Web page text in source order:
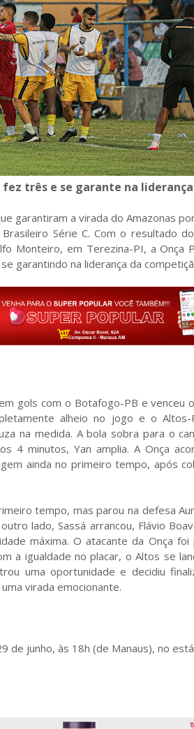
fez três e se garante na liderança
garantiram a virada do Amazonas
Série C. Com o resultado
Monteiro, em Terezina-PI, a Onça
garantindo na liderança da
gols com o Botafogo-PB e venceu
alheio no jogo e o Altos-
na medida. A bola sobra para o
4 minutos, Yan amplia. A Onça
ainda no primeiro tempo, após
tempo, mas parou na defesa
lado, Sassá arrancou, Flávio
máxima. O atacante da Onça foi
a igualdade no placar, o Altos se
uma oportunidade e decidiu
virada emocionante.
de junho, às 18h (de Manaus), no